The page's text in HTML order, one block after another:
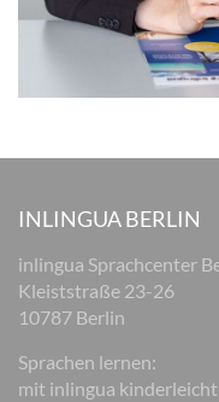
INLINGUA BERLIN
inlingua Sprachcenter
Kleiststraße 23-26
10787 Berlin
Sprachen lernen:
mit inlingua